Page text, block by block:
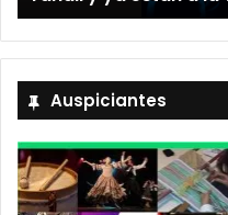
Auspiciantes